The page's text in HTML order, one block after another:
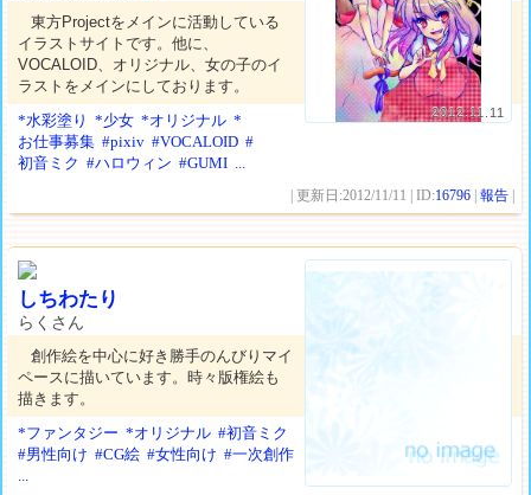
2012.11.11
東方Projectをメインに活動している
イラストサイトです。他に、
VOCALOID、オリジナル、女の子のイ
ラストをメインにしております。
*水彩塗り
*少女 *オリジナル *
お仕事募集 #pixiv #VOCALOID #
初音ミク #ハロウィン #GUMI ...
| 更新日:2012/11/11 | ID:16796 |報告
しちわたり
らくさん
創作絵を中心に好き勝手のんびりマイ
ペースに描いています。時々版権絵も
描きます。
*ファンタジー *オリジナル #初音ミク
#男性向け #CG絵 #女性向け #一次創作
...